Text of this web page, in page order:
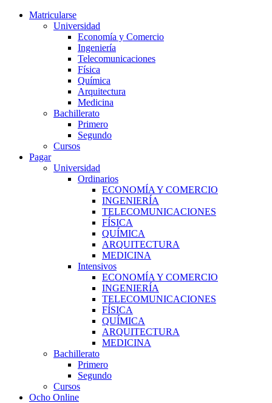
Matricularse
Universidad
Economía y Comercio
Ingeniería
Telecomunicaciones
Física
Química
Arquitectura
Medicina
Bachillerato
Primero
Segundo
Cursos
Pagar
Universidad
Ordinarios
ECONOMÍA Y COMERCIO
INGENIERÍA
TELECOMUNICACIONES
FÍSICA
QUÍMICA
ARQUITECTURA
MEDICINA
Intensivos
ECONOMÍA Y COMERCIO
INGENIERÍA
TELECOMUNICACIONES
FÍSICA
QUÍMICA
ARQUITECTURA
MEDICINA
Bachillerato
Primero
Segundo
Cursos
Ocho Online